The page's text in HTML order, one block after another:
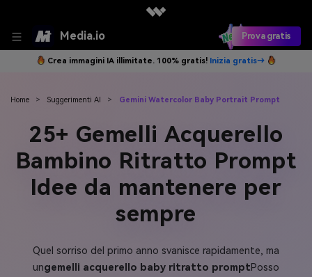
Media.io Prova gratis
Crea immagini IA illimitate. 100% gratis! Inizia gratis→
Home > Suggerimenti AI > Gemini Watercolor Baby Portrait Prompt
25+ Gemelli Acquerello
Bambino Ritratto Prompt
Idee da mantenere per
sempre
Quel sorriso del primo anno svanisce rapidamente, ma
ungemelli acquerello baby ritratto promptPosso